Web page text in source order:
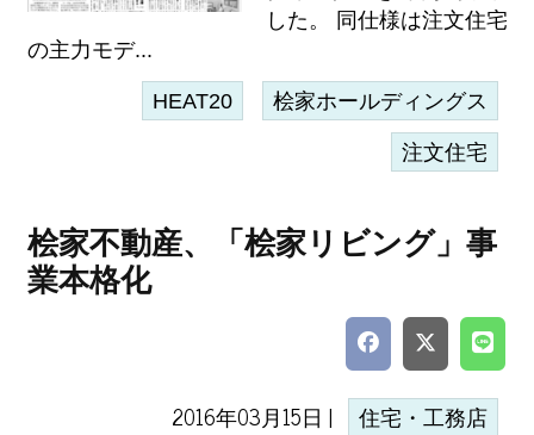
した。 同仕様は注文住宅
の主力モデ...
HEAT20 桧家ホールディングス
注文住宅
桧家不動産、「桧家リビング」事
業本格化
2016年03月15日 | 住宅・工務店